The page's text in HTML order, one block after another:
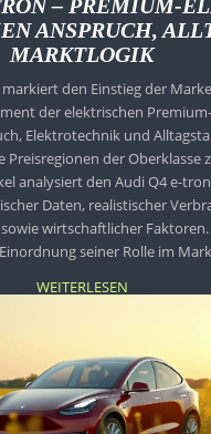
– PREMIUM-
ANSPRUCH,
MARKTLOGIK
den Einstieg der
der elektrischen Premium-
Elektrotechnik und
Preisregionen der Oberklasse
analysiert den Audi Q4 e-
Daten, realistischer
wirtschaftlicher Faktoren.
seiner Rolle im
WEITERLESEN